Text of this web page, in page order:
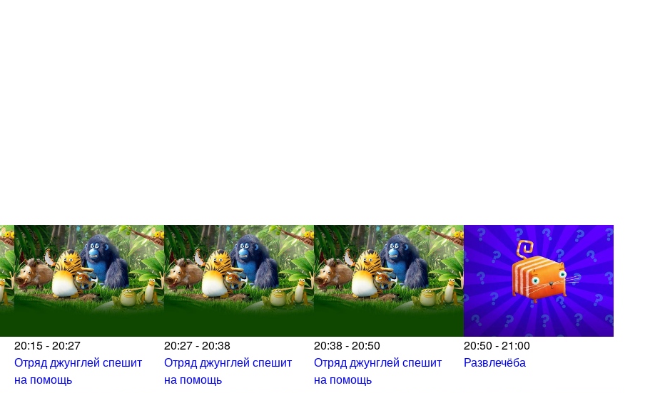
20:15 - 20:27
Отряд джунглей спешит
на помощь
20:27 - 20:38
Отряд джунглей спешит
на помощь
20:38 - 20:50
Отряд джунглей спешит
на помощь
20:50 - 21:00
Развлечёба